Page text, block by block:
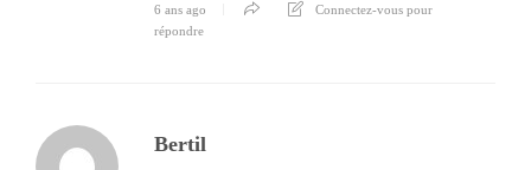
6 ans ago
Connectez-vous pour
répondre
Bertil